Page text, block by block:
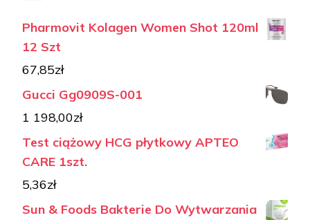
Pharmovit Kolagen Women Shot 120ml
12 Szt
67,85zł
Gucci Gg0909S-001
1 198,00zł
Test ciążowy HCG płytkowy APTEO
CARE 1szt.
5,36zł
Sun & Foods Bakterie Do Wytwarzania